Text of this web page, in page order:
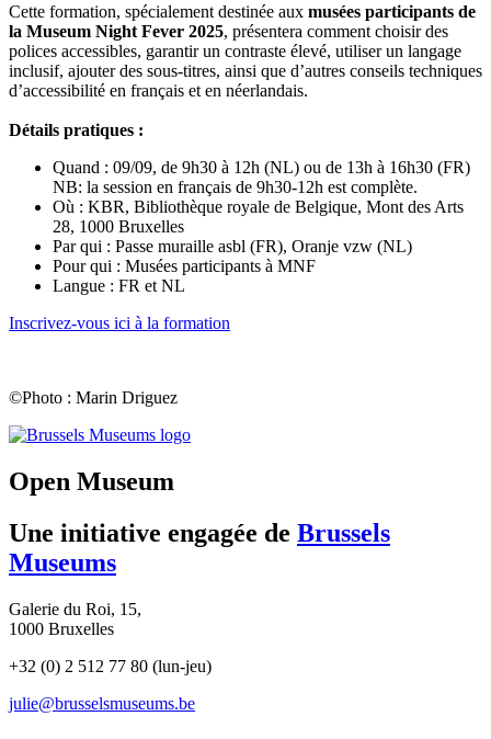
Cette formation, spécialement destinée aux musées participants de
la Museum Night Fever 2025, présentera comment choisir des
polices accessibles, garantir un contraste élevé, utiliser un langage
inclusif, ajouter des sous-titres, ainsi que d’autres conseils techniques
d’accessibilité en français et en néerlandais.
Détails pratiques :
Quand : 09/09, de 9h30 à 12h (NL) ou de 13h à 16h30 (FR)
NB: la session en français de 9h30-12h est complète.
Où : KBR, Bibliothèque royale de Belgique, Mont des Arts
28, 1000 Bruxelles
Par qui : Passe muraille asbl (FR), Oranje vzw (NL)
Pour qui : Musées participants à MNF
Langue : FR et NL
Inscrivez-vous ici à la formation
©Photo : Marin Driguez
(opens
Open Museum
Une initiative engagée de Brussels
Museums
Galerie du Roi, 15,
1000 Bruxelles
+32 (0) 2 512 77 80 (lun-jeu)
julie@brusselsmuseums.be